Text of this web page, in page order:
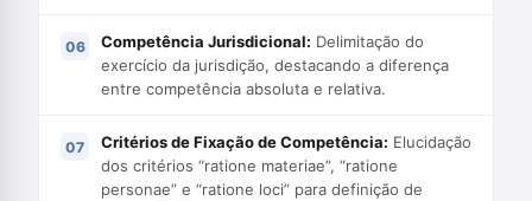
Competência Jurisdicional: Delimitação do
exercício da jurisdição, destacando a diferença
entre competência absoluta e relativa.
Critérios de Fixação de Competência: Elucidação
dos critérios “ratione materiae”, “ratione
personae” e “ratione loci” para definição de